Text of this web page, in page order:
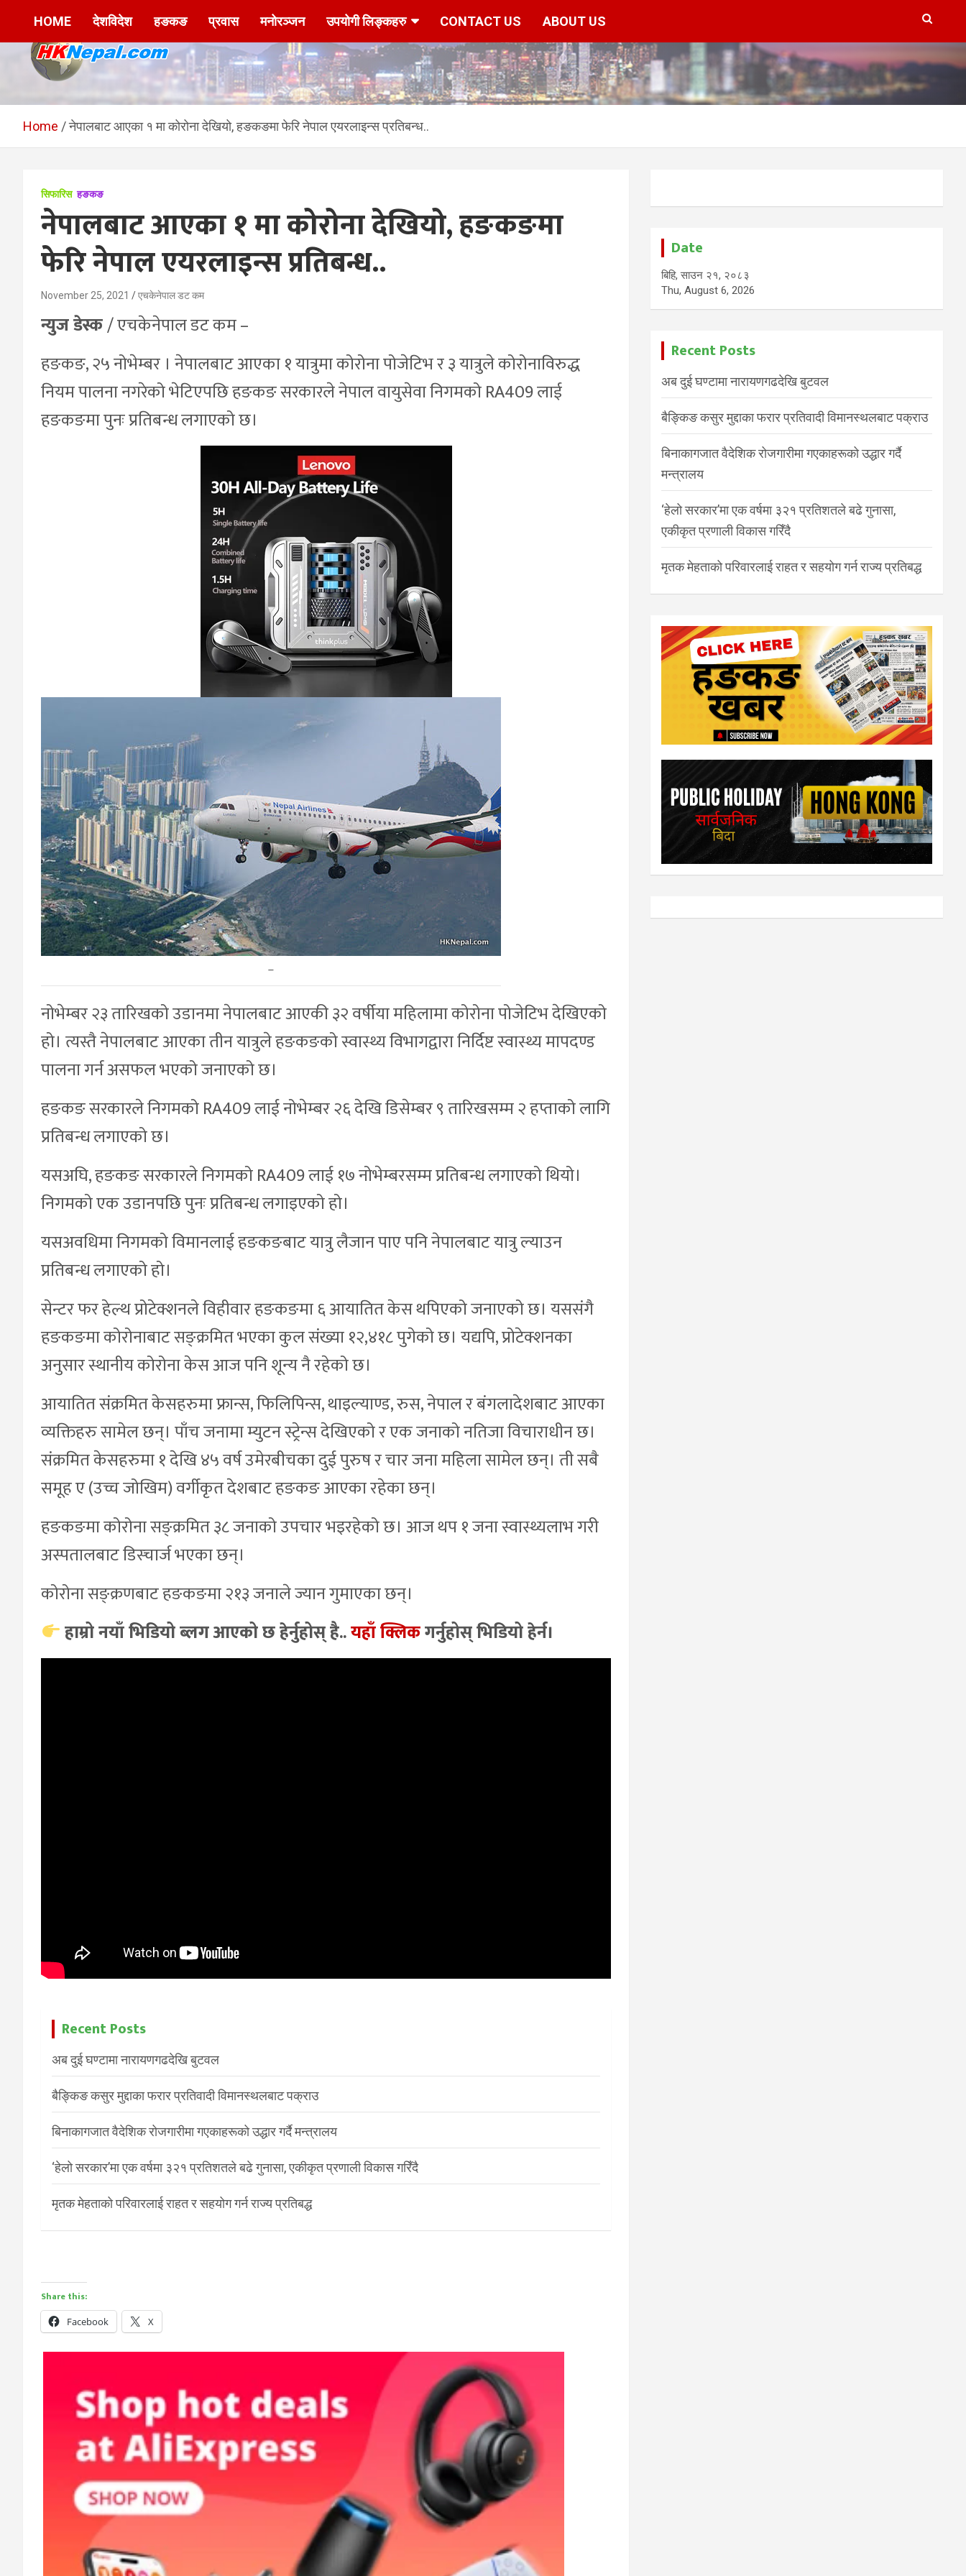
HKNepal.com –
हङकङबाट सञ्चालित पहिलो
नेपाली अनलाईन पत्रिका
hknepal, hknepal.com, hk nepal, hk nepal com
HOME देशविदेश हङकङ प्रवास मनोरञ्जन उपयोगी लिङ्कहरु CONTACT US ABOUT US
Home नेपालबाट आएका १ मा कोरोना देखियो, हङकङमा फेरि नेपाल एयरलाइन्स प्रतिबन्ध..
सिफारिस हङकङ
नेपालबाट आएका १ मा कोरोना देखियो, हङकङमा
फेरि नेपाल एयरलाइन्स प्रतिबन्ध..
November 25, 2021 एचकेनेपाल डट कम
न्युज डेस्क/ एचकेनेपाल डट कम –
हङकङ, २५ नोभेम्बर । नेपालबाट आएका १ यात्रुमा कोरोना पोजेटिभ र ३ यात्रुले कोरोनाविरुद्ध
नियम पालना नगरेको भेटिएपछि हङकङ सरकारले नेपाल वायुसेवा निगमको RA409 लाई
हङकङमा पुनः प्रतिबन्ध लगाएको छ।
–
नोभेम्बर २३ तारिखको उडानमा नेपालबाट आएकी ३२ वर्षीया महिलामा कोरोना पोजेटिभ देखिएको
हो। त्यस्तै नेपालबाट आएका तीन यात्रुले हङकङको स्वास्थ्य विभागद्वारा निर्दिष्ट स्वास्थ्य मापदण्ड
पालना गर्न असफल भएको जनाएको छ।
हङकङ सरकारले निगमको RA409 लाई नोभेम्बर २६ देखि डिसेम्बर ९ तारिखसम्म २ हप्ताको लागि
प्रतिबन्ध लगाएको छ।
यसअघि, हङकङ सरकारले निगमको RA409 लाई १७ नोभेम्बरसम्म प्रतिबन्ध लगाएको थियो।
निगमको एक उडानपछि पुनः प्रतिबन्ध लगाइएको हो।
यसअवधिमा निगमको विमानलाई हङकङबाट यात्रु लैजान पाए पनि नेपालबाट यात्रु ल्याउन
प्रतिबन्ध लगाएको हो।
सेन्टर फर हेल्थ प्रोटेक्शनले विहीवार हङकङमा ६ आयातित केस थपिएको जनाएको छ। यससंगै
हङकङमा कोरोनाबाट सङ्क्रमित भएका कुल संख्या १२,४१८ पुगेको छ। यद्यपि, प्रोटेक्शनका
अनुसार स्थानीय कोरोना केस आज पनि शून्य नै रहेको छ।
आयातित संक्रमित केसहरुमा फ्रान्स, फिलिपिन्स, थाइल्याण्ड, रुस, नेपाल र बंगलादेशबाट आएका
व्यक्तिहरु सामेल छन्। पाँच जनामा म्युटन स्ट्रेन्स देखिएको र एक जनाको नतिजा विचाराधीन छ।
संक्रमित केसहरुमा १ देखि ४५ वर्ष उमेरबीचका दुई पुरुष र चार जना महिला सामेल छन्। ती सबै
समूह ए (उच्च जोखिम) वर्गीकृत देशबाट हङकङ आएका रहेका छन्।
हङकङमा कोरोना सङ्क्रमित ३८ जनाको उपचार भइरहेको छ। आज थप १ जना स्वास्थ्यलाभ गरी
अस्पतालबाट डिस्चार्ज भएका छन्।
कोरोना सङ्क्रणबाट हङकङमा २१३ जनाले ज्यान गुमाएका छन्।
हाम्रो नयाँ भिडियो ब्लग आएको छ हेर्नुहोस् है..यहाँ क्लिकगर्नुहोस् भिडियो हेर्न।
Recent Posts
अब दुई घण्टामा नारायणगढदेखि बुटवल
बैङ्किङ कसुर मुद्दाका फरार प्रतिवादी विमानस्थलबाट पक्राउ
बिनाकागजात वैदेशिक रोजगारीमा गएकाहरूको उद्धार गर्दै मन्त्रालय
‘हेलो सरकार’मा एक वर्षमा ३२१ प्रतिशतले बढे गुनासा, एकीकृत प्रणाली विकास गरिँदै
मृतक मेहताको परिवारलाई राहत र सहयोग गर्न राज्य प्रतिबद्ध
Share this:
Facebook X
Date
बिहि, साउन २१, २०८३
Thu, August 6, 2026
Recent Posts
अब दुई घण्टामा नारायणगढदेखि बुटवल
बैङ्किङ कसुर मुद्दाका फरार प्रतिवादी विमानस्थलबाट पक्राउ
बिनाकागजात वैदेशिक रोजगारीमा गएकाहरूको उद्धार गर्दै
मन्त्रालय
‘हेलो सरकार’मा एक वर्षमा ३२१ प्रतिशतले बढे गुनासा,
एकीकृत प्रणाली विकास गरिँदै
मृतक मेहताको परिवारलाई राहत र सहयोग गर्न राज्य प्रतिबद्ध